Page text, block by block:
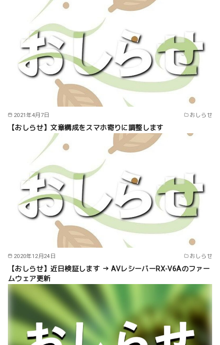
2021年4月7日 おしらせ
【おしらせ】文章構成をスマホ寄りに調整します
2020年12月24日 おしらせ
【おしらせ】近日検証します → AVレシーバーRX-V6Aのファー
ムウェア更新